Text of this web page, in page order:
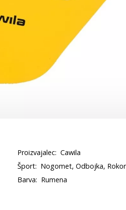
Proizvajalec: Cawila
Šport: Nogomet, Odbojka,
Barva: Rumena